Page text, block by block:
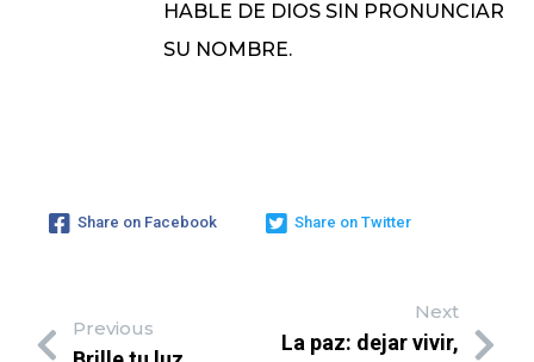
HABLE DE DIOS SIN PRONUNCIAR
SU NOMBRE.
Share on Facebook Share on Twitter
Previous
Next
La paz: dejar vivir,